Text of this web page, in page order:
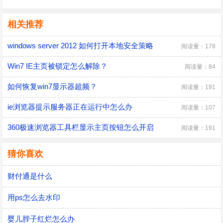
相关推荐
windows server 2012 如何打开本地安全策略 阅读量：178
Win7 IE主页被锁定怎么解除？ 阅读量：84
如何恢复win7显示器超频？ 阅读量：191
ie浏览器提示服务器正在运行中怎么办 阅读量：107
360极速浏览器工具栏显示主页按钮怎么开启 阅读量：191
猜你喜欢
财付通是什么
用ps怎么去水印
婴儿脖子红烂怎么办